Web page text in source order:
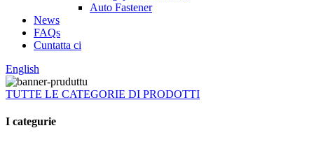
Auto Fastener
News
FAQs
Cuntatta ci
English
TUTTE LE CATEGORIE DI PRODOTTI
I categurie